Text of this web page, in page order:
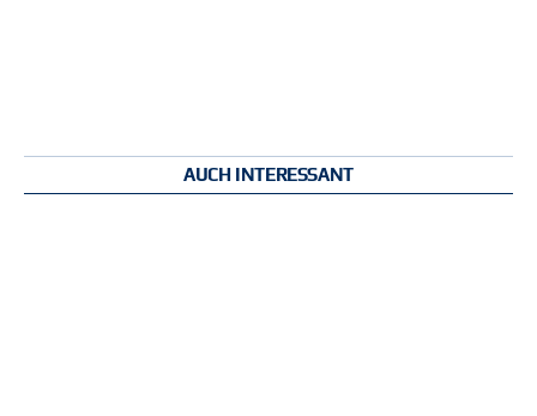
AUCH INTERESSANT